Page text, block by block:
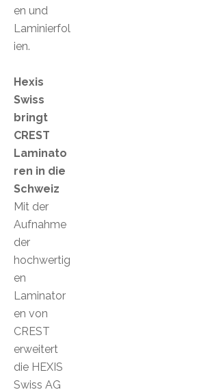
en und
Laminierfol
ien.
Hexis
Swiss
bringt
CREST
Laminato
ren in die
Schweiz
Mit der
Aufnahme
der
hochwertig
en
Laminator
en von
CREST
erweitert
die HEXIS
Swiss AG